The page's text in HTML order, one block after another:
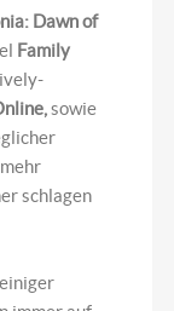
Dawn of
Family
sowie
schlagen